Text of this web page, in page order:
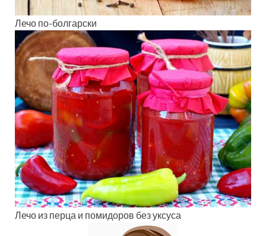
Лечо по-болгарски
Лечо из перца и помидоров без уксуса